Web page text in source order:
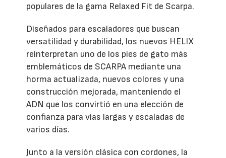
populares de la gama Relaxed Fit de Scarpa.
Diseñados para escaladores que buscan
versatilidad y durabilidad, los nuevos HELIX
reinterpretan uno de los pies de gato más
emblemáticos de SCARPA mediante una
horma actualizada, nuevos colores y una
construcción mejorada, manteniendo el
ADN que los convirtió en una elección de
confianza para vías largas y escaladas de
varios días.
Junto a la versión clásica con cordones, la